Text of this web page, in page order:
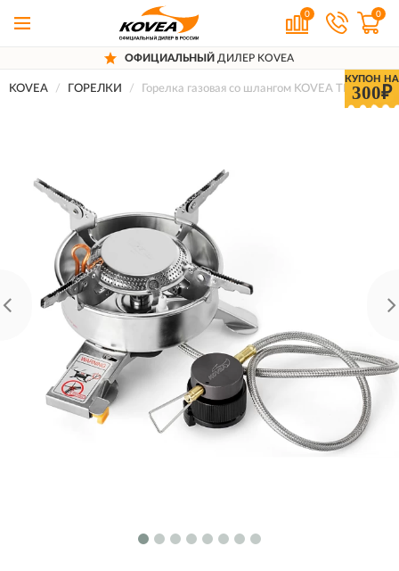
0 0
ОФИЦИАЛЬНЫЙ ДИЛЕР KOVEA
КУПОН НА
300₽
KOVEA ГОРЕЛКИ Горелка газовая со шлангом KOVEA TKB-N9703